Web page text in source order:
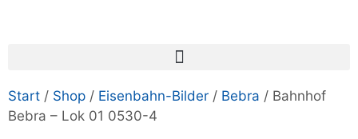
Start / Shop / Eisenbahn-Bilder / Bebra / Bahnhof
Bebra – Lok 01 0530-4